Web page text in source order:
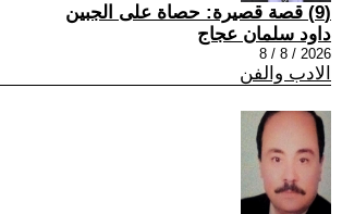
(9) قصة قصيرة: حصاة على الجبين
داود سلمان عجاج
2026 / 8 / 8
الادب والفن